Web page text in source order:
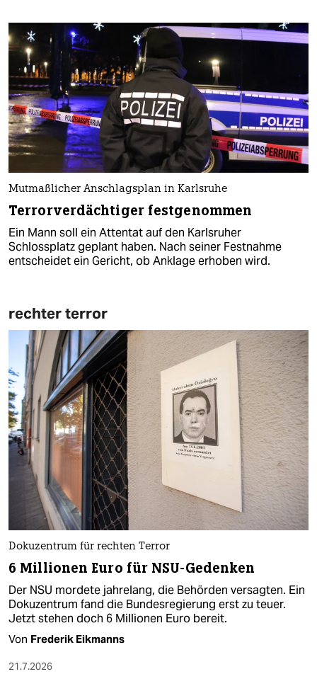
Mutmaßlicher Anschlagsplan in Karlsruhe
Terrorverdächtiger festgenommen
Ein Mann soll ein Attentat auf den Karlsruher
Schlossplatz geplant haben. Nach seiner Festnahme
entscheidet ein Gericht, ob Anklage erhoben wird.
rechter terror
Dokuzentrum für rechten Terror
6 Millionen Euro für NSU-Gedenken
Der NSU mordete jahrelang, die Behörden versagten. Ein
Dokuzentrum fand die Bundesregierung erst zu teuer.
Jetzt stehen doch 6 Millionen Euro bereit.
Von Frederik Eikmanns
21.7.2026